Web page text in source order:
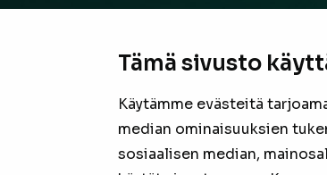
Tämä sivusto
Käytämme evästeitä
median ominaisuuksien
sosiaalisen median,
neuvonantaja Pirkanmaalla jo
suurista hankkeista tai pienestä
laadukas valikoima sekä
valmiina tarjoamaan parhaan
projektiin.